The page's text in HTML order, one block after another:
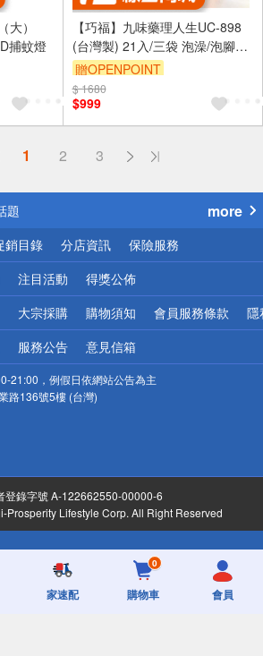
大）
捕蚊燈
【巧福】九味藥理人生UC-898
(台灣製) 21入/三袋 泡澡/泡腳包/
養生包/足浴劑/藥草包/淨身濕氣
驅寒泡腳/乾濕兩用)
贈OPENPOINT
$ 1680
$999
1 2 3
配送
告
題
惠
區配送
頁！請小心！
more
銷目錄 分店資訊 保險服務
注目活動 得獎公佈
大宗採購 購物須知 會員服務條款 隱
服務公告 意見信箱
21:00，例假日依網站公告為主
路136號5樓 (台灣)
登錄字號 A-122662550-00000-6
Lifestyle Corp. All Right Reserved
家速配
0
購物車 會員